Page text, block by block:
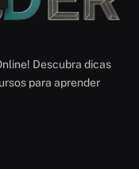
Descubra dicas
para aprender